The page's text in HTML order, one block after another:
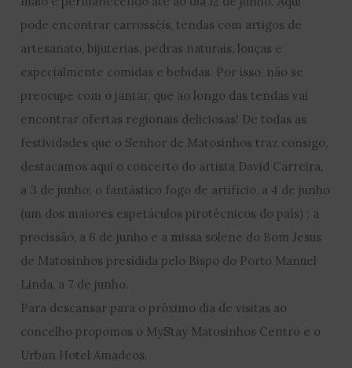
pode encontrar carrosséis, tendas com artigos de
artesanato, bijuterias, pedras naturais, louças e
especialmente comidas e bebidas. Por isso, não se
preocupe com o jantar, que ao longo das tendas vai
encontrar ofertas regionais deliciosas! De todas as
festividades que o Senhor de Matosinhos traz consigo,
destacamos aqui o concerto do artista David Carreira,
a 3 de junho; o fantástico fogo de artifício, a 4 de junho
(um dos maiores espetáculos pirotécnicos do país) ; a
procissão, a 6 de junho e a missa solene do Bom Jesus
de Matosinhos presidida pelo Bispo do Porto Manuel
Linda, a 7 de junho.
Para descansar para o próximo dia de visitas ao
concelho propomos o MyStay Matosinhos Centro e o
Urban Hotel Amadeos.